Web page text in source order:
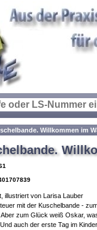
Willkommen im
illustriert von Larisa Lauber
mit der Kuschelbande -
Aber zum Glück weiß Oskar,
auch der erste Tag im